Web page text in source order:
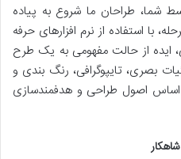
شما، طراحان ما شروع به پیاده
با استفاده از نرم افزارهای حرفه
ایده از حالت مفهومی به یک طرح
بصری، تایپوگرافی، رنگ بندی و
اساس اصول طراحی و هدفمندسازی